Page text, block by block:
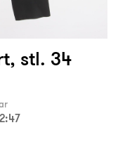
stl. 34